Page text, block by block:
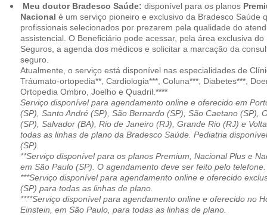
Meu doutor Bradesco Saúde: disponível para os planos
Nacional é um serviço pioneiro e exclusivo da Bradesco Saúde
profissionais selecionados por prezarem pela qualidade do
assistencial. O Beneficiário pode acessar, pela área exclusiva
Seguros, a agenda dos médicos e solicitar a marcação da
seguro.
Atualmente, o serviço está disponível nas especialidades de
Tráumato-ortopedia**, Cardiologia***, Coluna***, Diabetes***,
Ortopedia Ombro, Joelho e Quadril.****
Serviço disponível para agendamento online e oferecido em
(SP), Santo André (SP), São Bernardo (SP), São Caetano (SP),
(SP), Salvador (BA), Rio de Janeiro (RJ), Grande Rio (RJ) e
todas as linhas de plano da Bradesco Saúde. Pediatria
(SP).
**Serviço disponível para os planos Premium, Nacional Plus e
em São Paulo (SP). O agendamento deve ser feito pelo telefone.
***Serviço disponível para agendamento online e oferecido
(SP) para todas as linhas de plano.
****Serviço disponível para agendamento online e oferecido no
Einstein, em São Paulo, para todas as linhas de plano.